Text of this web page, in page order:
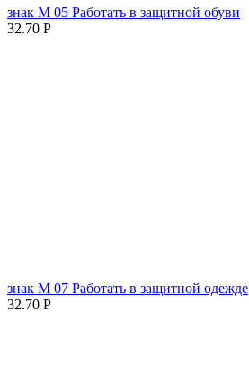
знак М 05 Работать в защитной обуви
32.70 Р
знак М 07 Работать в защитной одежде
32.70 Р